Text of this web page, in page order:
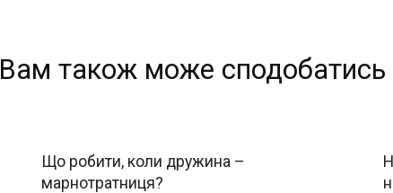
Вам також може сподобатись
Що робити, коли дружина –
марнотратниця?